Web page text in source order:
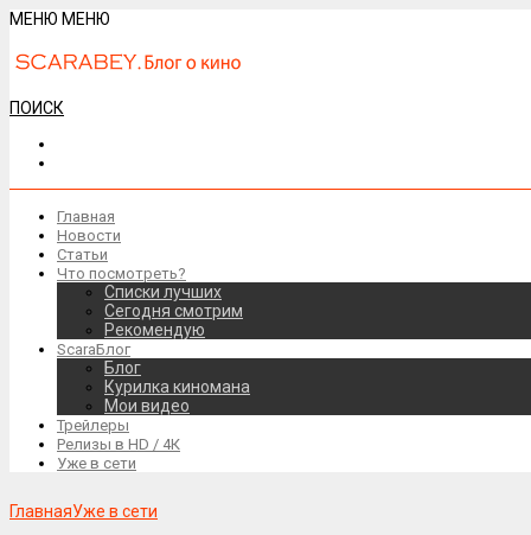
МЕНЮ МЕНЮ
ПОИСК
Главная
Новости
Статьи
Что посмотреть?
Списки лучших
Сегодня смотрим
Рекомендую
ScaraБлог
Блог
Курилка киномана
Мои видео
Трейлеры
Релизы в HD / 4К
Уже в сети
ГлавнаяУже в сети